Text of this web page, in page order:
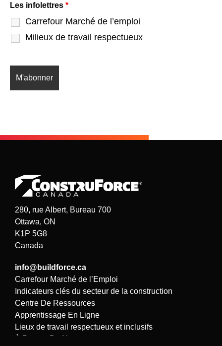
Les infolettres *
Carrefour Marché de l’emploi
Milieux de travail respectueux
280, rue Albert, Bureau 700
Ottawa, ON
K1P 5G8
Canada
info@buildforce.ca
Carrefour Marché de l’Emploi
Indicateurs clés du secteur de la construction
Centre De Ressources
Apprentissage En Ligne
Lieux de travail respectueux et inclusifs
À Propos De Nous